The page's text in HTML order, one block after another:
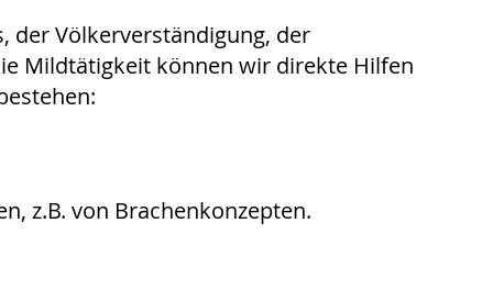
der Völkerverständigung, der
Mildtätigkeit können wir direkte Hilfen
z.B. von Brachenkonzepten.